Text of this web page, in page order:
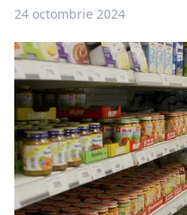
24 octombrie 2024